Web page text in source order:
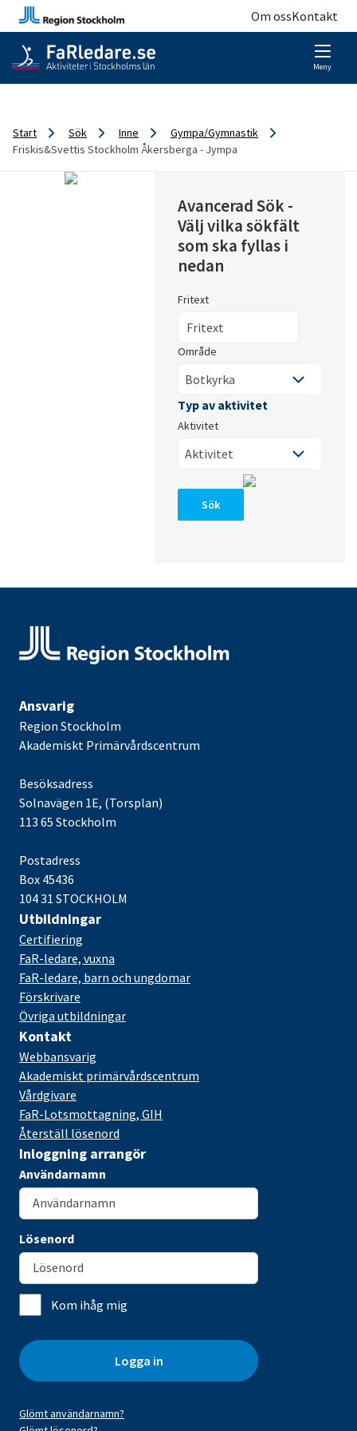
Om ossKontakt
Meny
Start Sök Inne
Gympa/Gymnastik
Friskis&Svettis Stockholm Åkersberga - Jympa
Avancerad Sök -
Välj vilka sökfält
som ska fyllas i
nedan
Fritext
Område
Aktivitet
Sök
Ansvarig
Region Stockholm
Akademiskt Primärvårdscentrum
Besöksadress
Solnavägen 1E, (Torsplan)
113 65 Stockholm
Postadress
Box 45436
104 31 STOCKHOLM
Utbildningar
Certifiering
FaR-ledare, vuxna
FaR-ledare, barn och ungdomar
Förskrivare
Övriga utbildningar
Kontakt
Webbansvarig
Akademiskt primärvårdscentrum
Vårdgivare
FaR-Lotsmottagning, GIH
Återställ lösenord
Inloggning arrangör
Användarnamn
Lösenord
Kom ihåg mig
Logga in
Glömt användarnamn?